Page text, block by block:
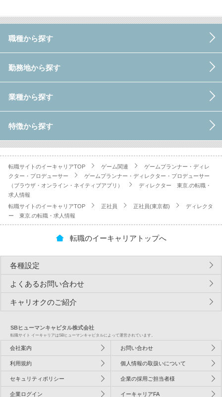
職種から探す
勤務地から探す
業種から探す
特徴から探す
転職サイトのイーキャリアTOP ゲーム関連
ゲームプランナー・ディレ
クター・プロデューサー
ゲームプランナー・ディレクター・プロデューサー
（ブラウザ・オンライン・ネイティブアプリ）
ディレクター 東京.の転職・
求人情報
転職サイトのイーキャリアTOP
正社員 正社員(東京都)
ディレクタ
ー 東京.の転職・求人情報
転職のイーキャリアトップへ
各種設定
よくあるお問い合わせ
キャリオクのご紹介
SBヒューマンキャピタル株式会社
転職サイト イーキャリアはSBヒューマンキャピタルによって運営されています。
会社案内 お問い合わせ
利用規約 個人情報の取扱いについて
セキュリティポリシー 企業の採用ご担当者様
企業ログイン イーキャリアFA